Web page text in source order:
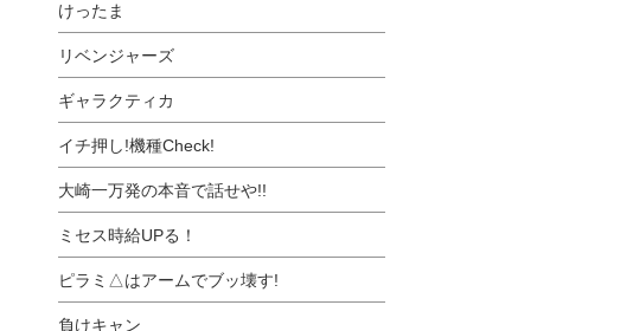
けったま
リベンジャーズ
ギャラクティカ
イチ押し!機種Check!
大崎一万発の本音で話せや!!
ミセス時給UPる！
ピラミ△はアームでブッ壊す!
負けキャン